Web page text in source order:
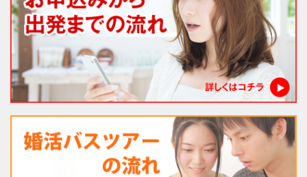
婚活バスツアー
一般向けバスツアー
親子社会体験ツアー